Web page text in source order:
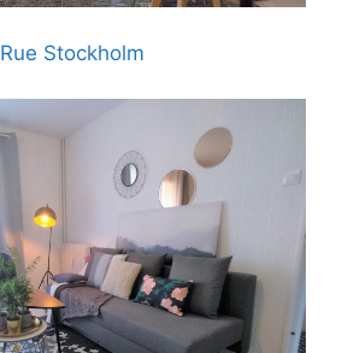
Rue Stockholm